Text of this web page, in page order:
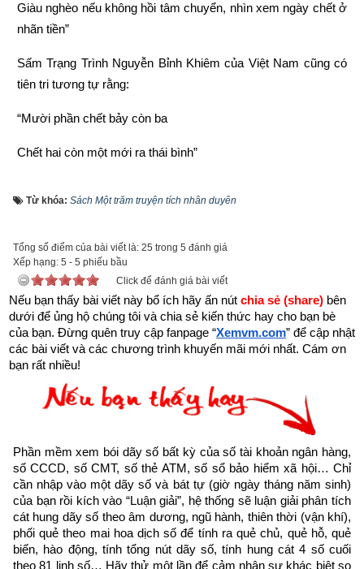
Giàu nghèo nếu không hồi tâm chuyển, nhìn xem ngày chết ở
nhãn tiền”
Sấm Trạng Trình Nguyễn Bỉnh Khiêm của Việt Nam cũng có
tiên tri tương tự rằng:
“Mười phần chết bảy còn ba
Chết hai còn một mới ra thái bình”
được xem.
Trên đời có người hành Đại Thiện, gặp kiếp nạn này cũng bình
an”
Như vậy chúng ta đang sống trong thời gian cuối cùng của
thời kỳ mạt pháp khi mà đạo đức nhân loại suy đồi, bại hoại
Từ khóa: Sách Một trăm truyện tích nhân duyên
Tổng số điểm của bài viết là: 25 trong 5 đánh giá
Xếp hạng: 5 - 5 phiếu bầu
Click để đánh giá bài viết
Nếu bạn thấy bài viết này bổ ích hãy ấn nút chia sẻ (share) bên
dưới để ủng hộ chúng tôi và chia sẻ kiến thức hay cho bạn bè
của bạn. Đừng quên truy cập fanpage “Xemvm.com” để cập nhật
các bài viết và các chương trình khuyến mãi mới nhất. Cám ơn
bạn rất nhiều!
Phần mềm xem bói dãy số bất kỳ của số tài khoản ngân hàng,
số CCCD, số CMT, số thẻ ATM, số sổ bảo hiểm xã hội… Chỉ
cần nhập vào một dãy số và bát tự (giờ ngày tháng năm sinh)
của bạn rồi kích vào “Luận giải”, hệ thống sẽ luận giải phân tích
cát hung dãy số theo âm dương, ngũ hành, thiên thời (vận khí),
phối quẻ theo mai hoa dịch số để tính ra quẻ chủ, quẻ hỗ, quẻ
biến, hào động, tính tổng nút dãy số, tính hung cát 4 số cuối
theo 81 linh số… Hãy thử một lần để cảm nhận sự khác biệt so